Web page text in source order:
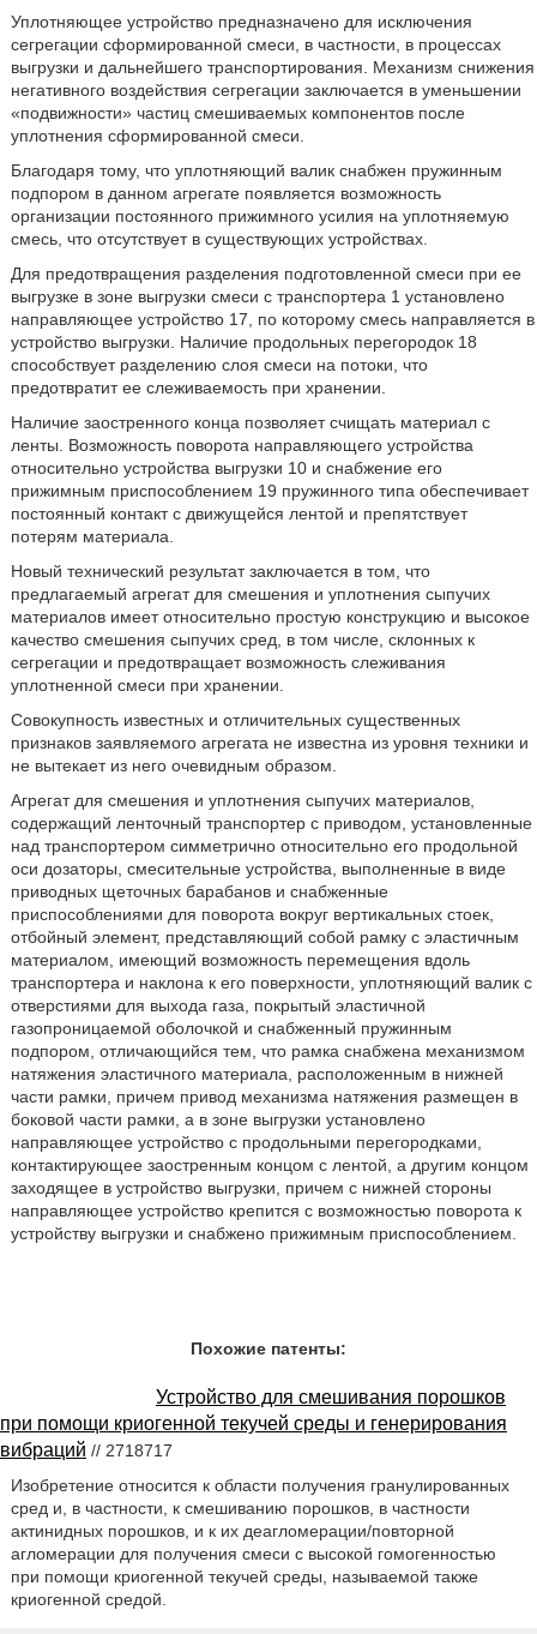
Уплотняющее устройство предназначено для исключения
сегрегации сформированной смеси, в частности, в процессах
выгрузки и дальнейшего транспортирования. Механизм снижения
негативного воздействия сегрегации заключается в уменьшении
«подвижности» частиц смешиваемых компонентов после
уплотнения сформированной смеси.
Благодаря тому, что уплотняющий валик снабжен пружинным
подпором в данном агрегате появляется возможность
организации постоянного прижимного усилия на уплотняемую
смесь, что отсутствует в существующих устройствах.
Для предотвращения разделения подготовленной смеси при ее
выгрузке в зоне выгрузки смеси с транспортера 1 установлено
направляющее устройство 17, по которому смесь направляется в
устройство выгрузки. Наличие продольных перегородок 18
способствует разделению слоя смеси на потоки, что
предотвратит ее слеживаемость при хранении.
Наличие заостренного конца позволяет счищать материал с
ленты. Возможность поворота направляющего устройства
относительно устройства выгрузки 10 и снабжение его
прижимным приспособлением 19 пружинного типа обеспечивает
постоянный контакт с движущейся лентой и препятствует
потерям материала.
Новый технический результат заключается в том, что
предлагаемый агрегат для смешения и уплотнения сыпучих
материалов имеет относительно простую конструкцию и высокое
качество смешения сыпучих сред, в том числе, склонных к
сегрегации и предотвращает возможность слеживания
уплотненной смеси при хранении.
Совокупность известных и отличительных существенных
признаков заявляемого агрегата не известна из уровня техники и
не вытекает из него очевидным образом.
Агрегат для смешения и уплотнения сыпучих материалов,
содержащий ленточный транспортер с приводом, установленные
над транспортером симметрично относительно его продольной
оси дозаторы, смесительные устройства, выполненные в виде
приводных щеточных барабанов и снабженные
приспособлениями для поворота вокруг вертикальных стоек,
отбойный элемент, представляющий собой рамку с эластичным
материалом, имеющий возможность перемещения вдоль
транспортера и наклона к его поверхности, уплотняющий валик с
отверстиями для выхода газа, покрытый эластичной
газопроницаемой оболочкой и снабженный пружинным
подпором, отличающийся тем, что рамка снабжена механизмом
натяжения эластичного материала, расположенным в нижней
части рамки, причем привод механизма натяжения размещен в
боковой части рамки, а в зоне выгрузки установлено
направляющее устройство с продольными перегородками,
контактирующее заостренным концом с лентой, а другим концом
заходящее в устройство выгрузки, причем с нижней стороны
направляющее устройство крепится с возможностью поворота к
устройству выгрузки и снабжено прижимным приспособлением.
Похожие патенты:
Устройство для смешивания порошков
при помощи криогенной текучей среды и генерирования
вибраций // 2718717
Изобретение относится к области получения гранулированных
сред и, в частности, к смешиванию порошков, в частности
актинидных порошков, и к их деагломерации/повторной
агломерации для получения смеси с высокой гомогенностью
при помощи криогенной текучей среды, называемой также
криогенной средой.